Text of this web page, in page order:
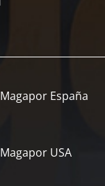
Magapor España
Magapor USA